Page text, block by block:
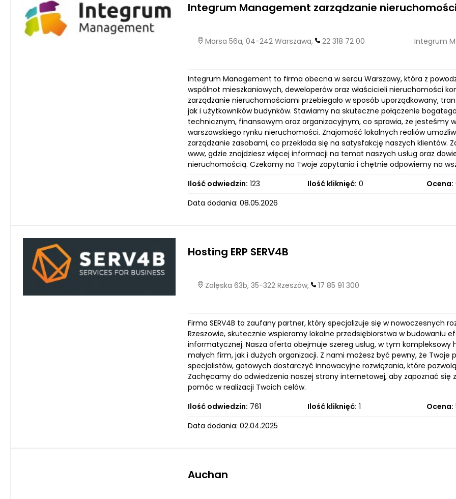
Integrum Management zarządzanie
Marsa 56a, 04-242 Warszawa, 22 318 72 00 Integrum
Integrum Management to firma obecna w sercu Warszawy, która z
wspólnot mieszkaniowych, deweloperów oraz właścicieli nieruchomości
zarządzanie nieruchomościami przebiegało w sposób uporządkowany,
jak i użytkowników budynków. Stawiamy na skuteczne połączenie
technicznym, finansowym oraz organizacyjnym, co sprawia, że jesteśmy
warszawskiego rynku nieruchomości. Znajomość lokalnych realiów
zarządzanie zasobami, co przekłada się na satysfakcję naszych
www, gdzie znajdziesz więcej informacji na temat naszych usług oraz
nieruchomością. Czekamy na Twoje zapytania i chętnie odpowiemy na
Ilość odwiedzin: 123 Ilość kliknięć: 0 Ocena:
Data dodania: 08.05.2026
Hosting ERP SERV4B
Załęska 63b, 35-322 Rzeszów, 17 85 91 300
Firma SERV4B to zaufany partner, który specjalizuje się w nowoczesnych
Rzeszowie, skutecznie wspieramy lokalne przedsiębiorstwa w budowaniu
informatycznej. Nasza oferta obejmuje szereg usług, w tym
małych firm, jak i dużych organizacji. Z nami możesz być pewny, że
specjalistów, gotowych dostarczyć innowacyjne rozwiązania, które
Zachęcamy do odwiedzenia naszej strony internetowej, aby zapoznać się
pomóc w realizacji Twoich celów.
Ilość odwiedzin: 761 Ilość kliknięć: 1 Ocena:
Data dodania: 02.04.2025
Auchan